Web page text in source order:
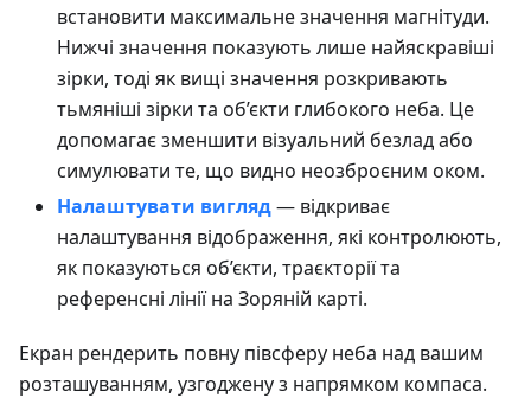
встановити максимальне значення магнітуди.
Нижчі значення показують лише найяскравіші
зірки, тоді як вищі значення розкривають
тьмяніші зірки та об’єкти глибокого неба. Це
допомагає зменшити візуальний безлад або
симулювати те, що видно неозброєним оком.
Налаштувати вигляд— відкриває
налаштування відображення, які контролюють,
як показуються об’єкти, траєкторії та
референсні лінії на Зоряній карті.
Екран рендерить повну півсферу неба над вашим
розташуванням, узгоджену з напрямком компаса.